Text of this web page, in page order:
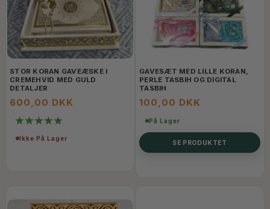
STOR KORAN GAVEÆSKE I
CREMEHVID MED GULD
DETALJER
600,00 DKK
Ikke På Lager
GAVESÆT MED LILLE KORAN,
PERLE TASBIH OG DIGITAL
TASBIH
100,00 DKK
På Lager
SE PRODUKTET